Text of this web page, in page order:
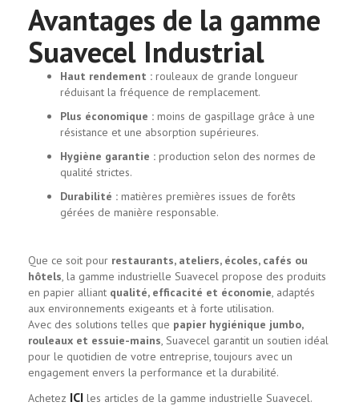
Avantages de la gamme
Suavecel Industrial
Haut rendement : rouleaux de grande longueur
réduisant la fréquence de remplacement.
Plus économique : moins de gaspillage grâce à une
résistance et une absorption supérieures.
Hygiène garantie : production selon des normes de
qualité strictes.
Durabilité : matières premières issues de forêts
gérées de manière responsable.
Que ce soit pour restaurants, ateliers, écoles, cafés ou
hôtels, la gamme industrielle Suavecel propose des produits
en papier alliant qualité, efficacité et économie, adaptés
aux environnements exigeants et à forte utilisation.
Avec des solutions telles que papier hygiénique jumbo,
rouleaux et essuie-mains, Suavecel garantit un soutien idéal
pour le quotidien de votre entreprise, toujours avec un
engagement envers la performance et la durabilité.
Achetez ICI les articles de la gamme industrielle Suavecel.